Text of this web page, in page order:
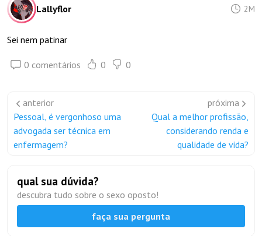
Lallyflor 2M
Sei nem patinar
0 comentários 0 0
anterior
Pessoal, é vergonhoso uma
advogada ser técnica em
enfermagem?
próxima
Qual a melhor profissão,
considerando renda e
qualidade de vida?
qual sua dúvida?
descubra tudo sobre o sexo oposto!
faça sua pergunta